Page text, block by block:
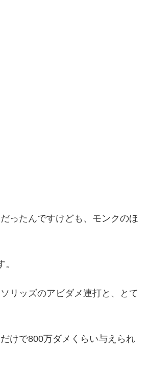
ったんですけども、モンクのほ
リッズのアビダメ連打と、とて
けで800万ダメくらい与えられ